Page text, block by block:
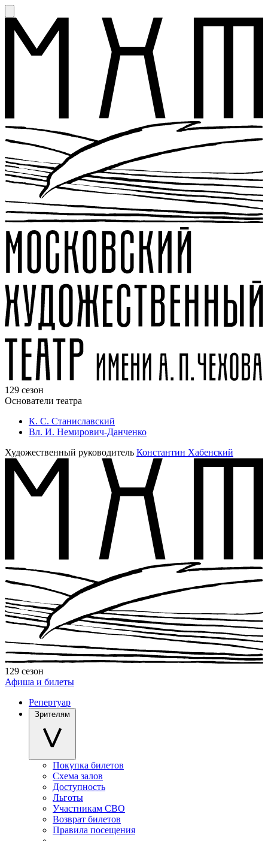
129 сезон
Основатели театра
К. С. Станиславский
Вл. И. Немирович-Данченко
Художественный руководитель Константин Хабенский
129 сезон
Афиша и билеты
Репертуар
Зрителям
Покупка билетов
Схема залов
Доступность
Льготы
Участникам СВО
Возврат билетов
Правила посещения